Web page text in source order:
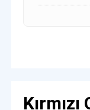
Kırmızı